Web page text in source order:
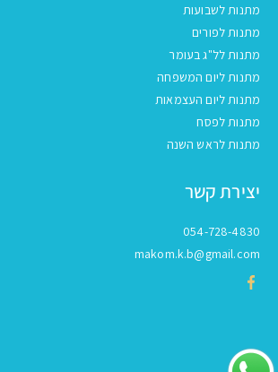
מתנות לשבועות
מתנות לפורים
מתנות לל"ג בעומר
מתנות ליום המשפחה
מתנות ליום העצמאות
מתנות לפסח
מתנות לראש השנה
יצירת קשר
054-728-4830
makom.k.b@gmail.com